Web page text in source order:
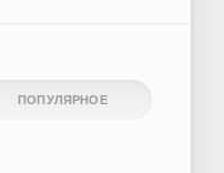
ПОПУЛЯРНОЕ